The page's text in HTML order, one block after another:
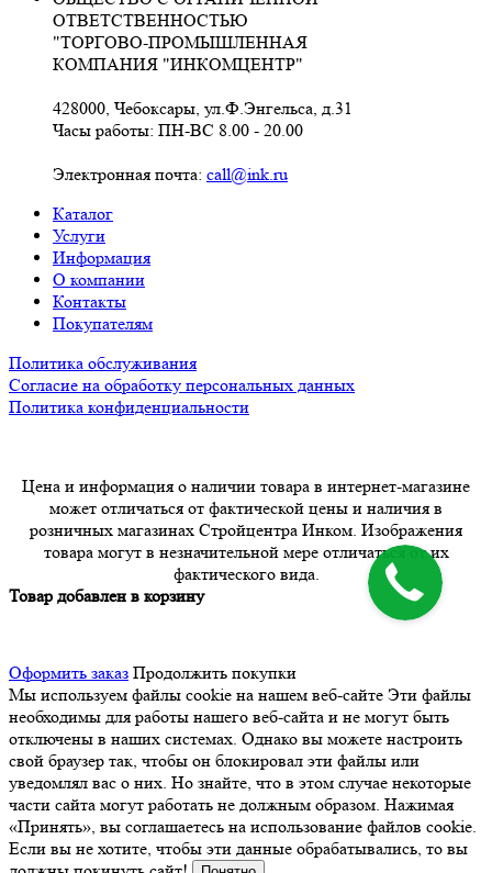
ОТВЕТСТВЕННОСТЬЮ
"ТОРГОВО-ПРОМЫШЛЕННАЯ
КОМПАНИЯ "ИНКОМЦЕНТР"
428000, Чебоксары, ул.Ф.Энгельса, д.31
Часы работы: ПН-ВС 8.00 - 20.00
Электронная почта: call@ink.ru
Каталог
Услуги
Информация
О компании
Контакты
Покупателям
Политика обслуживания
Согласие на обработку персональных данных
Политика конфиденциальности
Цена и информация о наличии товара в интернет-магазине
может отличаться от фактической цены и наличия в
розничных магазинах Стройцентра Инком. Изображения
товара могут в незначительной мере отличаться от их
фактического вида.
Товар добавлен в корзину
Оформить заказ Продолжить покупки
Мы используем файлы cookie на нашем веб-сайте Эти файлы
необходимы для работы нашего веб-сайта и не могут быть
отключены в наших системах. Однако вы можете настроить
свой браузер так, чтобы он блокировал эти файлы или
уведомлял вас о них. Но знайте, что в этом случае некоторые
части сайта могут работать не должным образом. Нажимая
«Принять», вы соглашаетесь на использование файлов cookie.
Если вы не хотите, чтобы эти данные обрабатывались, то вы